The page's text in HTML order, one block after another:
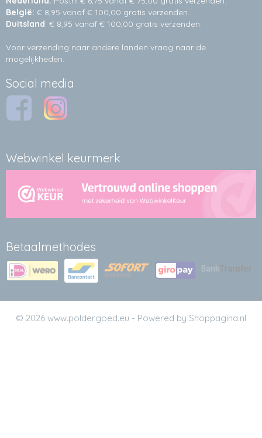
België: € 8,95 vanaf € 100,00 gratis verzenden.
Duitsland: € 8,95 vanaf € 100,00 gratis verzenden.
Voor verzending naar andere landen vraag naar de
mogelijkheden.
Social media
Webwinkel keurmerk
Betaalmethodes
© 2026 www.poldergoed.eu - Powered by Shoppagina.nl